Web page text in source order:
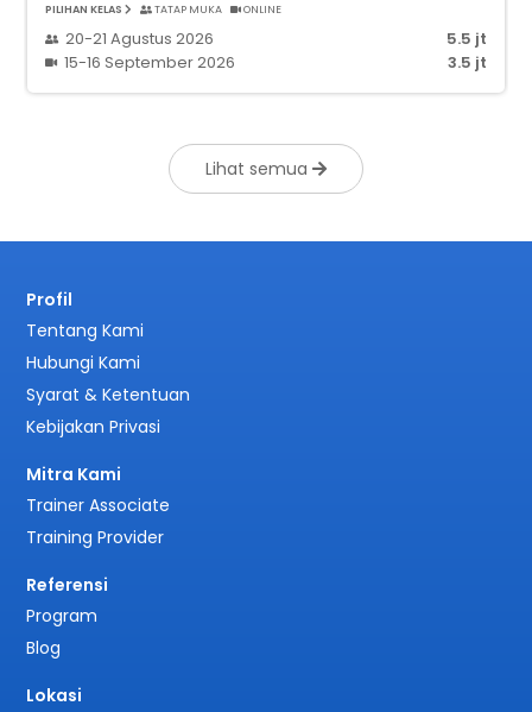
PILIHAN KELAS TATAP MUKA ONLINE
20-21 Agustus 2026
5.5 jt
15-16 September 2026
3.5 jt
Lihat semua
Profil
Tentang Kami
Hubungi Kami
Syarat & Ketentuan
Kebijakan Privasi
Mitra Kami
Trainer Associate
Training Provider
Referensi
Program
Blog
Lokasi